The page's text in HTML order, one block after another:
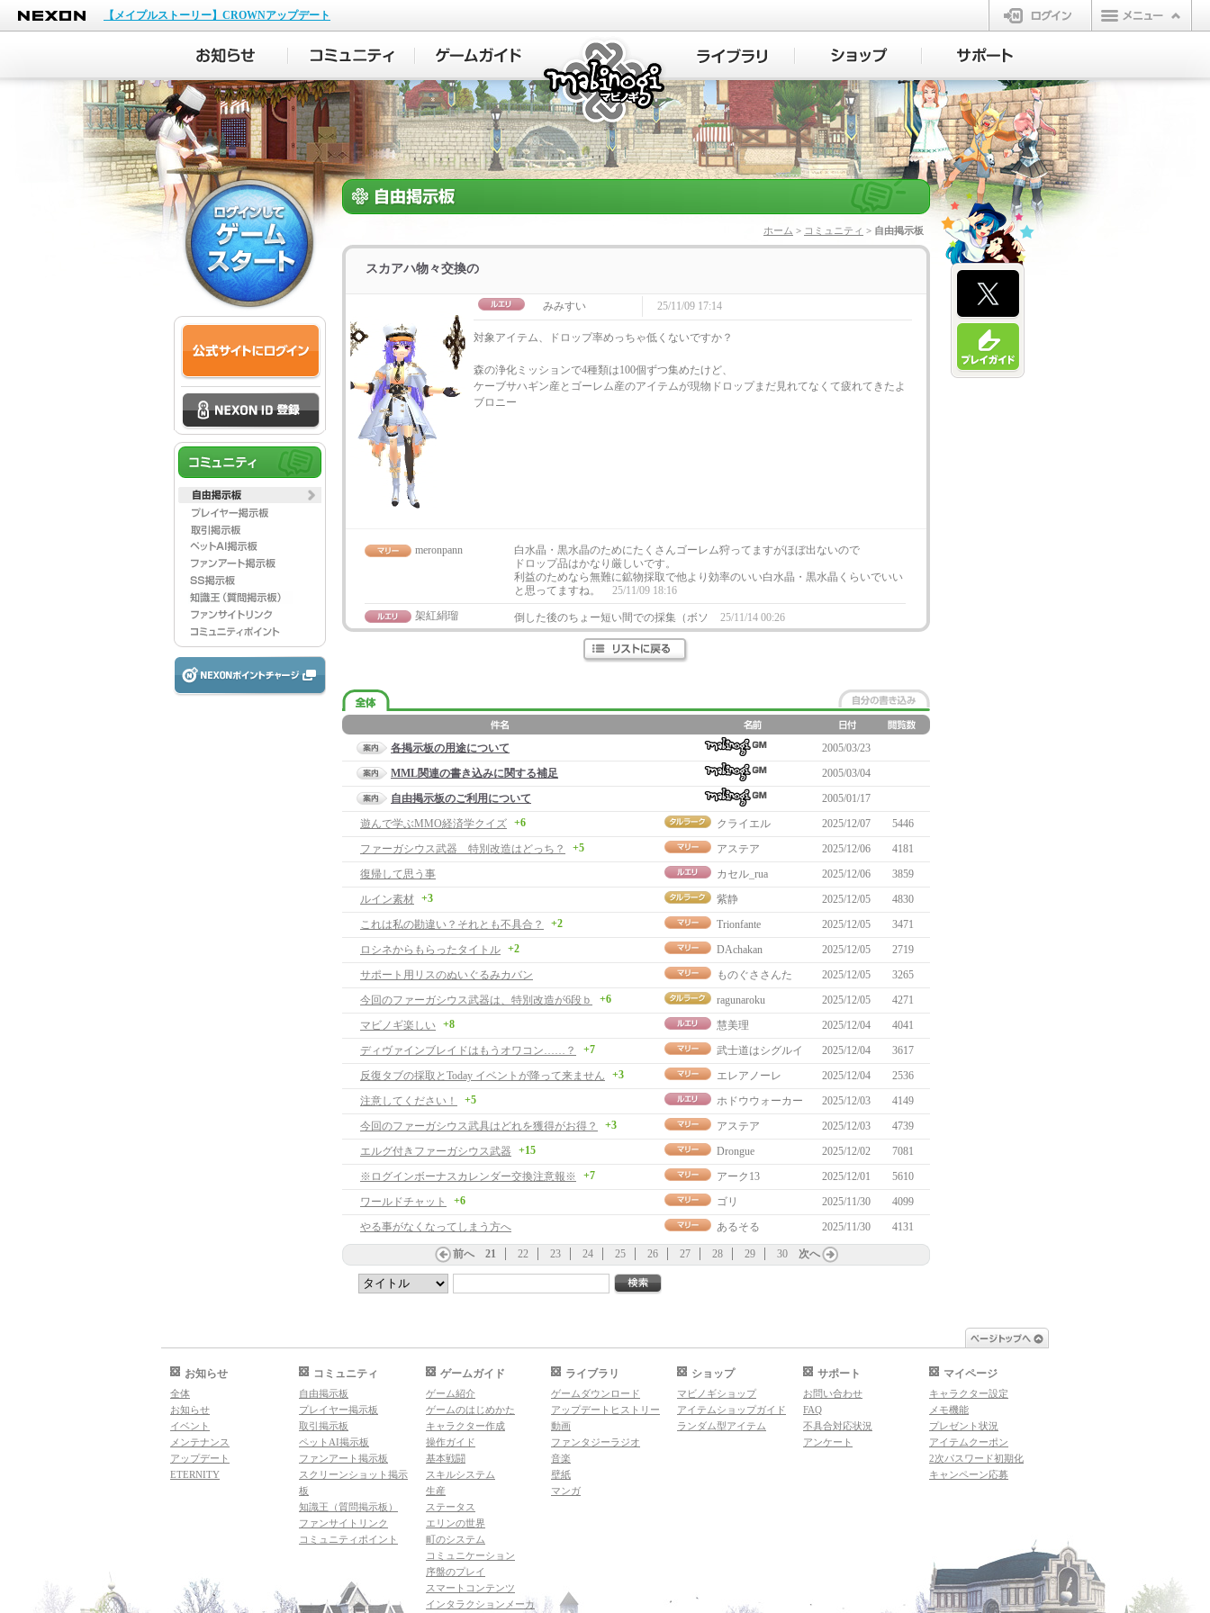
NEXON
【メイプルストーリー】CROWNアップデート
ログイン
マビノギ
ホーム > コミュニティ > 自由掲示板
スカアハ物々交換の
みみすい 25/11/09 17:14
対象アイテム、ドロップ率めっちゃ低くないですか？
森の浄化ミッションで4種類は100個ずつ集めたけど、
ケーブサハギン産とゴーレム産のアイテムが現物ドロップまだ見れてなくて疲れてきたよ
ブロニー
meronpann
白水晶・黒水晶のためにたくさんゴーレム狩ってますがほぼ出ないので
ドロップ品はかなり厳しいです。
利益のためなら無難に鉱物採取で他より効率のいい白水晶・黒水晶くらいでいい
と思ってますね。
25/11/09 18:16
架紅絹瑠
倒した後のちょー短い間での採集（ボソ 25/11/14 00:26
各掲示板の用途について
2005/03/23
MML関連の書き込みに関する補足
2005/03/04
自由掲示板のご利用について
2005/01/17
遊んで学ぶMMO経済学クイズ +6 クライエル 2025/12/07
5446
ファーガシウス武器 特別改造はどっち？
+5 アステア 2025/12/06
4181
復帰して思う事
カセル_rua 2025/12/06
3859
ルイン素材 +3 紫静 2025/12/05
4830
これは私の勘違い？それとも不具合？
+2 Trionfante 2025/12/05
3471
ロシネからもらったタイトル +2 DAchakan 2025/12/05
2719
サポート用リスのぬいぐるみカバン
ものぐささんた 2025/12/05
3265
今回のファーガシウス武器は、特別改造が6段ｂ
+6 ragunaroku 2025/12/05
4271
マビノギ楽しい +8 慧美理 2025/12/04
4041
ディヴァインブレイドはもうオワコン……？
+7 武士道はシグルイ 2025/12/04
3617
反復タブの採取とToday イベントが降って来ません
+3 エレアノーレ 2025/12/04
2536
注意してください！
+5 ホドウウォーカー 2025/12/03
4149
今回のファーガシウス武具はどれを獲得がお得？
+3 アステア 2025/12/03
4739
エルグ付きファーガシウス武器
+15 Drongue 2025/12/02
7081
※ログインボーナスカレンダー交換注意報※
+7 アーク13 2025/12/01
5610
ワールドチャット
+6 ゴリ 2025/11/30
4099
やる事がなくなってしまう方へ
あるそる 2025/11/30 4131
前へ 21 22 23 24 25 26 27 28 29 30 次へ
お知らせ
全体
お知らせ
イベント
メンテナンス
アップデート
ETERNITY
コミュニティ
自由掲示板
プレイヤー掲示板
取引掲示板
ペットAI掲示板
ファンアート掲示板
スクリーンショット掲示
板
知識王（質問掲示板）
ファンサイトリンク
コミュニティポイント
ゲームガイド
ゲーム紹介
ゲームのはじめかた
キャラクター作成
操作ガイド
基本戦闘
スキルシステム
生産
ステータス
エリンの世界
町のシステム
コミュニケーション
序盤のプレイ
スマートコンテンツ
インタラクションメーカ
ライブラリ
ゲームダウンロード
アップデートヒストリー
動画
ファンタジーラジオ
音楽
壁紙
マンガ
ショップ
マビノギショップ
アイテムショップガイド
ランダム型アイテム
サポート
お問い合わせ
FAQ
不具合対応状況
アンケート
マイページ
キャラクター設定
メモ機能
プレゼント状況
アイテムクーポン
2次パスワード初期化
キャンペーン応募